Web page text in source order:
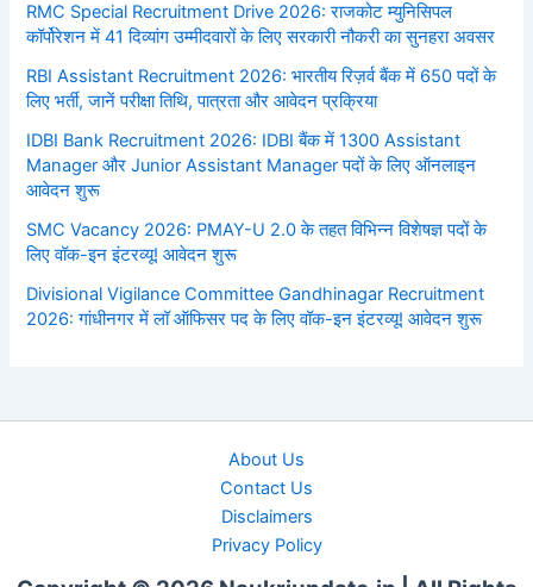
RMC Special Recruitment Drive 2026: राजकोट म्युनिसिपल
कॉर्पोरेशन में 41 दिव्यांग उम्मीदवारों के लिए सरकारी नौकरी का सुनहरा अवसर
RBI Assistant Recruitment 2026: भारतीय रिज़र्व बैंक में 650 पदों के
लिए भर्ती, जानें परीक्षा तिथि, पात्रता और आवेदन प्रक्रिया
IDBI Bank Recruitment 2026: IDBI बैंक में 1300 Assistant
Manager और Junior Assistant Manager पदों के लिए ऑनलाइन
आवेदन शुरू
SMC Vacancy 2026: PMAY-U 2.0 के तहत विभिन्न विशेषज्ञ पदों के
लिए वॉक-इन इंटरव्यू! आवेदन शुरू
Divisional Vigilance Committee Gandhinagar Recruitment
2026: गांधीनगर में लॉ ऑफिसर पद के लिए वॉक-इन इंटरव्यू! आवेदन शुरू
About Us
Contact Us
Disclaimers
Privacy Policy